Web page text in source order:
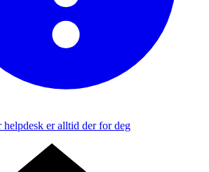
helpdesk er alltid der for deg